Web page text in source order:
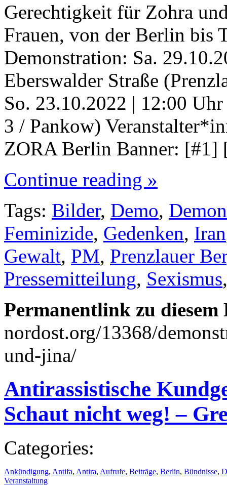
Gerechtigkeit für Zohra
Frauen, von der Berlin bis
Demonstration: Sa.
Eberswalder Straße
So. 23.10.2022 | 12:00
3 / Pankow)
ZORA Berlin Banner:
Continue reading »
Tags: Bilder, Demo,
Feminizide, Gedenken, Iran
Gewalt, PM, Prenzlauer
Pressemitteilung, Sexismus
Permanentlink zu
nordost.org/13368/
und-jina/
Antirassistische
Schaut nicht weg! –
Categories:
Ankündigung, Antifa, Antira, Aufrufe, Beiträge, Berlin, Bündnisse,
Veranstaltung